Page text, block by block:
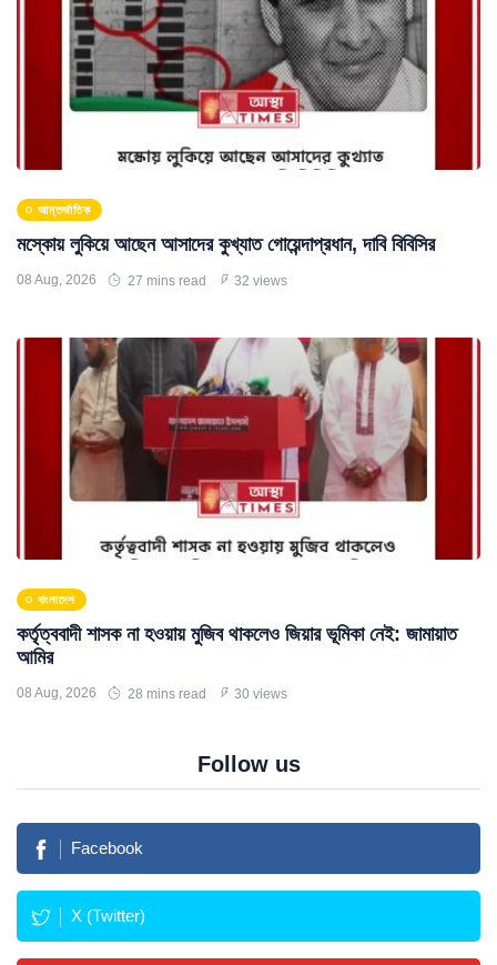
আন্তর্জাতিক
মস্কোয় লুকিয়ে আছেন আসাদের কুখ্যাত গোয়েন্দাপ্রধান, দাবি বিবিসির
08 Aug, 2026 27 mins read 32 views
বাংলাদেশ
কর্তৃত্ববাদী শাসক না হওয়ায় মুজিব থাকলেও জিয়ার ভূমিকা নেই: জামায়াত
আমির
08 Aug, 2026 28 mins read 30 views
Follow us
Facebook
X (Twitter)